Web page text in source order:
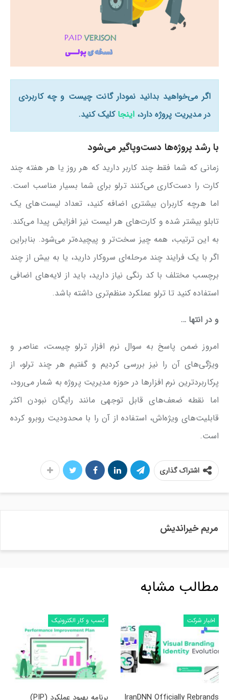
اگر می‌خواهید بدانید نمودار گانت چیست و چه کاربردی
در مدیریت پروژه دارد،اینجا کلیک کنید.
با رشد پروژه‌ها دست‌وپاگیر می‌شود
زمانی که شما فقط چند کاربر دارید که هر روز یا هر هفته چند
کارت را دست‌کاری می‌کنند ترلو برای شما بسیار مناسب است.
اما هرچه کاربران بیشتری اضافه کنید، تعداد لیست‌های یک
تابلو بیشتر شده و کارت‌های هر لیست نیز افزایش پیدا می‌کند.
به این ترتیب، همه چیز سخت‌تر و پیچیده‌تر می‌شود. بنابراین
اگر با یک فرایند چند مرحله‌ای سروکار دارید، یا به بیش از چند
برچسب مختلف با کد رنگی نیاز دارید، باید از لایه‌های اضافی
استفاده کنید تا ترلو عملکرد منظم‌تری داشته باشد.
و در انتها …
امروز ضمن پاسخ به سوال نرم افزار ترلو چیست، عناصر و
ویژگی‌های آن را نیز بررسی کردیم و گفتیم هر چند ترلو، از
پرکاربردترین نرم افزارها در حوزه مدیریت پروژه به شمار می‌رود،
اما نقطه ضعف‌های قابل توجهی مانند رایگان نبودن اکثر
قابلیت‌های ویژه‌اش، استفاده از آن را با محدودیت روبرو کرده
است.
اشتراک گذاری
مریم خیراندیش
مطالب مشابه
اخبار شرکت کسب و کار الکترونیک